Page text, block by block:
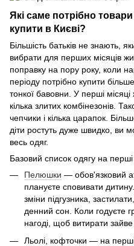
Які саме потрібно
купити в Києві?
Більшість батьків не знають,
вибрати для перших місяців
поправку на пору року, коли
періоду потрібно купити
тонкої бавовни. У перші
кілька злитих комбінезонів.
чепчики і кілька царапок.
діти ростуть дуже швидко, ви
весь одяг.
Базовий список одягу на
Пелюшки — обов'язковий
плануєте сповивати
зміни підгузника,
денний сон. Коли годуєте
нагоді, щоб витирати
Льолі, кофточки — на